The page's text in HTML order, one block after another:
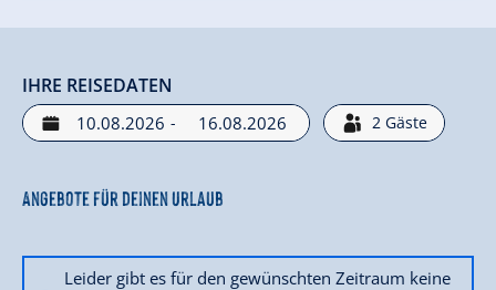
IHRE REISEDATEN
- 2 Gäste
Angebote für deinen Urlaub
Leider gibt es für den gewünschten Zeitraum keine